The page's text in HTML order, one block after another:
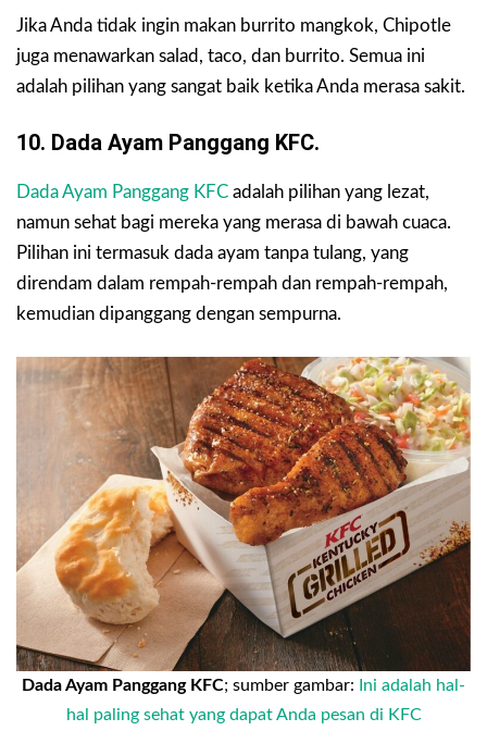
Jika Anda tidak ingin makan burrito mangkok, Chipotle
juga menawarkan salad, taco, dan burrito. Semua ini
adalah pilihan yang sangat baik ketika Anda merasa sakit.
10. Dada Ayam Panggang KFC.
Dada Ayam Panggang KFC adalah pilihan yang lezat,
namun sehat bagi mereka yang merasa di bawah cuaca.
Pilihan ini termasuk dada ayam tanpa tulang, yang
direndam dalam rempah-rempah dan rempah-rempah,
kemudian dipanggang dengan sempurna.
Dada Ayam Panggang KFC; sumber gambar: Ini adalah hal-
hal paling sehat yang dapat Anda pesan di KFC